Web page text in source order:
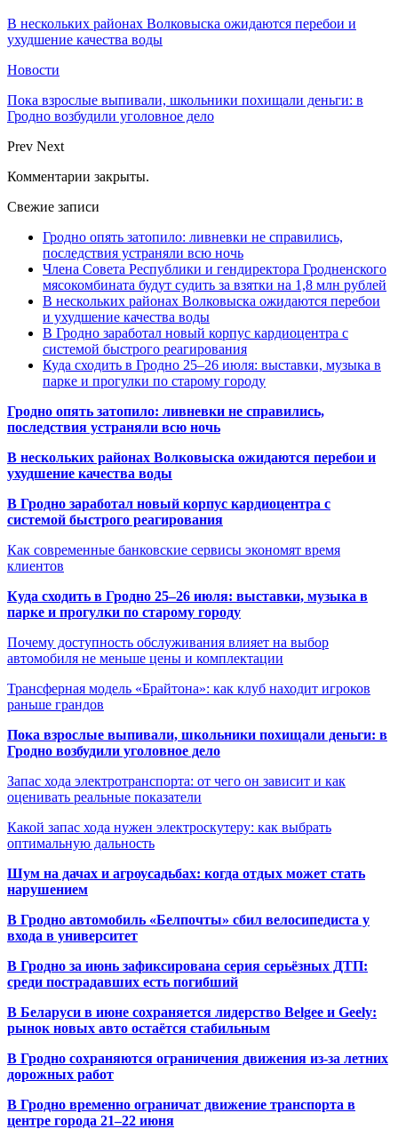
В нескольких районах Волковыска ожидаются перебои и
ухудшение качества воды
Новости
Пока взрослые выпивали, школьники похищали деньги: в
Гродно возбудили уголовное дело
Prev Next
Комментарии закрыты.
Свежие записи
Гродно опять затопило: ливневки не справились,
последствия устраняли всю ночь
Члена Совета Республики и гендиректора Гродненского
мясокомбината будут судить за взятки на 1,8 млн рублей
В нескольких районах Волковыска ожидаются перебои
и ухудшение качества воды
В Гродно заработал новый корпус кардиоцентра с
системой быстрого реагирования
Куда сходить в Гродно 25–26 июля: выставки, музыка в
парке и прогулки по старому городу
Гродно опять затопило: ливневки не справились,
последствия устраняли всю ночь
В нескольких районах Волковыска ожидаются перебои и
ухудшение качества воды
В Гродно заработал новый корпус кардиоцентра с
системой быстрого реагирования
Как современные банковские сервисы экономят время
клиентов
Куда сходить в Гродно 25–26 июля: выставки, музыка в
парке и прогулки по старому городу
Почему доступность обслуживания влияет на выбор
автомобиля не меньше цены и комплектации
Трансферная модель «Брайтона»: как клуб находит игроков
раньше грандов
Пока взрослые выпивали, школьники похищали деньги: в
Гродно возбудили уголовное дело
Запас хода электротранспорта: от чего он зависит и как
оценивать реальные показатели
Какой запас хода нужен электроскутеру: как выбрать
оптимальную дальность
Шум на дачах и агроусадьбах: когда отдых может стать
нарушением
В Гродно автомобиль «Белпочты» сбил велосипедиста у
входа в университет
В Гродно за июнь зафиксирована серия серьёзных ДТП:
среди пострадавших есть погибший
В Беларуси в июне сохраняется лидерство Belgee и Geely:
рынок новых авто остаётся стабильным
В Гродно сохраняются ограничения движения из-за летних
дорожных работ
В Гродно временно ограничат движение транспорта в
центре города 21–22 июня